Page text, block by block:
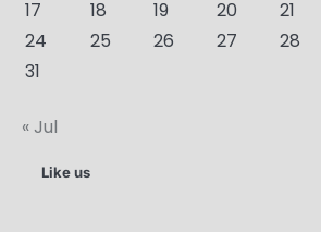
17
18 19 20 21
24
25 26 27 28
31
« Jul
Like us